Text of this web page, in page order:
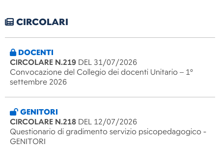
CIRCOLARI
DOCENTI
CIRCOLARE N.219 DEL 31/07/2026
Convocazione del Collegio dei docenti Unitario – 1°
settembre 2026
GENITORI
CIRCOLARE N.218 DEL 12/07/2026
Questionario di gradimento servizio psicopedagogico -
GENITORI